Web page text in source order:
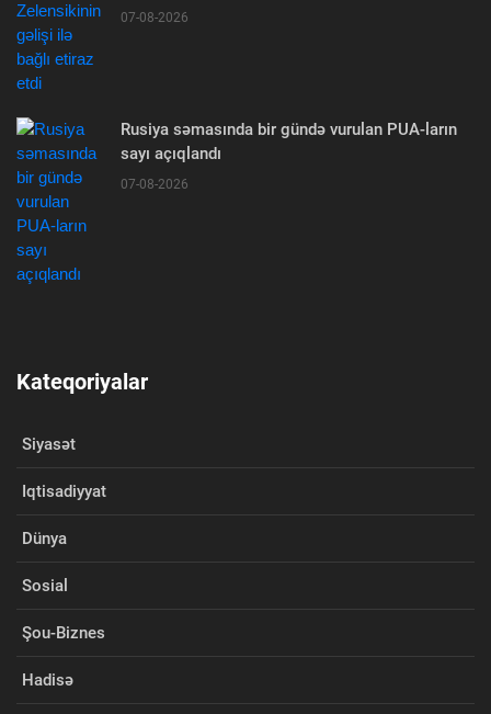
07-08-2026
Rusiya səmasında bir gündə vurulan PUA-ların
sayı açıqlandı
07-08-2026
Kateqoriyalar
Siyasət
Iqtisadiyyat
Dünya
Sosial
Şou-Biznes
Hadisə